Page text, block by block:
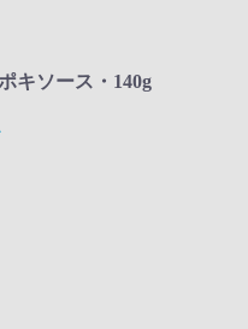
キソース・140g